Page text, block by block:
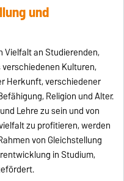
und
Vielfalt an Studierenden,
Kulturen,
Herkunft, verschiedener
Religion und Alter.
Lehre zu sein und von
zu profitieren, werden
von Gleichstellung
in Studium,